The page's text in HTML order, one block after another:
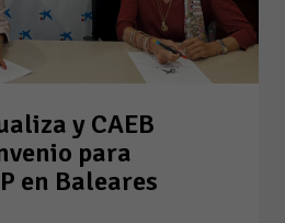
y CAEB
para
en Baleares